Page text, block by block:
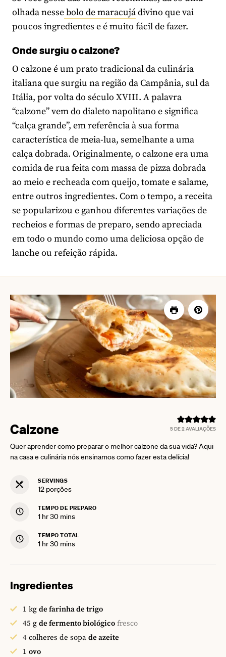
olhada nessebolo de maracujádivino que vai
poucos ingredientes e é muito fácil de fazer.
Onde surgiu o calzone?
O calzone é um prato tradicional da culinária
italiana que surgiu na região da Campânia, sul da
Itália, por volta do século XVIII. A palavra
“calzone” vem do dialeto napolitano e significa
“calça grande”, em referência à sua forma
característica de meia-lua, semelhante a uma
calça dobrada. Originalmente, o calzone era uma
comida de rua feita com massa de pizza dobrada
ao meio e recheada com queijo, tomate e salame,
entre outros ingredientes. Com o tempo, a receita
se popularizou e ganhou diferentes variações de
recheios e formas de preparo, sendo apreciada
em todo o mundo como uma deliciosa opção de
lanche ou refeição rápida.
5DE2AVALIAÇÕES
Calzone
Quer aprender como preparar o melhor calzone da sua vida? Aqui
na casa e culinária nós ensinamos como fazer esta delícia!
SERVINGS
12 porções
TEMPO DE PREPARO
1hour
hr30minutes
mins
TEMPO TOTAL
1hour
hr30minutes
mins
Ingredientes
1 kg de farinha de trigo
45 g de fermento biológico fresco
4 colheres de sopa de azeite
1 ovo